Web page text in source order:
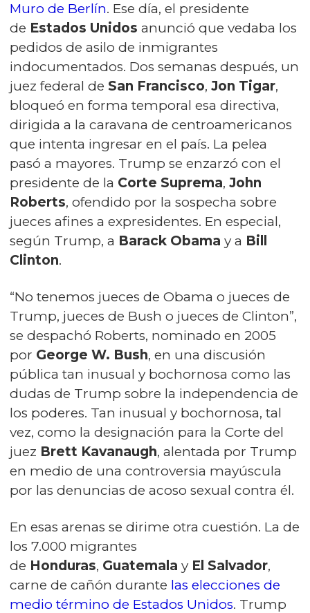
Muro de Berlín. Ese día, el presidente
de Estados Unidos anunció que vedaba los
pedidos de asilo de inmigrantes
indocumentados. Dos semanas después, un
juez federal de San Francisco, Jon Tigar,
bloqueó en forma temporal esa directiva,
dirigida a la caravana de centroamericanos
que intenta ingresar en el país. La pelea
pasó a mayores. Trump se enzarzó con el
presidente de la Corte Suprema, John
Roberts, ofendido por la sospecha sobre
jueces afines a expresidentes. En especial,
según Trump, a Barack Obama y a Bill
Clinton.
“No tenemos jueces de Obama o jueces de
Trump, jueces de Bush o jueces de Clinton”,
se despachó Roberts, nominado en 2005
por George W. Bush, en una discusión
pública tan inusual y bochornosa como las
dudas de Trump sobre la independencia de
los poderes. Tan inusual y bochornosa, tal
vez, como la designación para la Corte del
juez Brett Kavanaugh, alentada por Trump
en medio de una controversia mayúscula
por las denuncias de acoso sexual contra él.
En esas arenas se dirime otra cuestión. La de
los 7.000 migrantes
de Honduras, Guatemala y El Salvador,
carne de cañón durante las elecciones de
medio término de Estados Unidos. Trump